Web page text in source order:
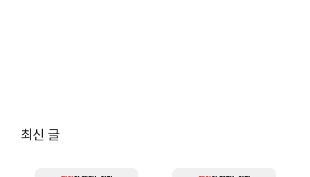
최신 글